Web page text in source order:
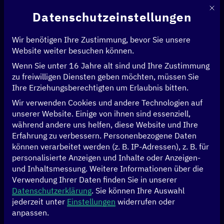
Startseite > News & Artikel >
Mission Oriented Innovation (MOI): Ein neuer Ansatz für die
Entwicklungszusammenarbeit?
REGIERUNGSFÜHRUNG WIRTSCHAFT
Mission Oriented
Innovation (MOI):
Ein neuer Ansatz für
Mit
Datenschutzeinstellungen
Wir benötigen Ihre Zustimmung, bevor Sie unsere
Website weiter besuchen können.
Wenn Sie unter 16 Jahre alt sind und Ihre Zustimmung
zu freiwilligen Diensten geben möchten, müssen Sie
Ihre Erziehungsberechtigten um Erlaubnis bitten.
Wir verwenden Cookies und andere Technologien auf
unserer Website. Einige von ihnen sind essenziell,
während andere uns helfen, diese Website und Ihre
Erfahrung zu verbessern. Personenbezogene Daten
können verarbeitet werden (z. B. IP-Adressen), z. B. für
personalisierte Anzeigen und Inhalte oder Anzeigen-
und Inhaltsmessung. Weitere Informationen über die
Verwendung Ihrer Daten finden Sie in unserer
Datenschutzerklärung. Sie können Ihre Auswahl
jederzeit unter Einstellungen widerrufen oder
anpassen.